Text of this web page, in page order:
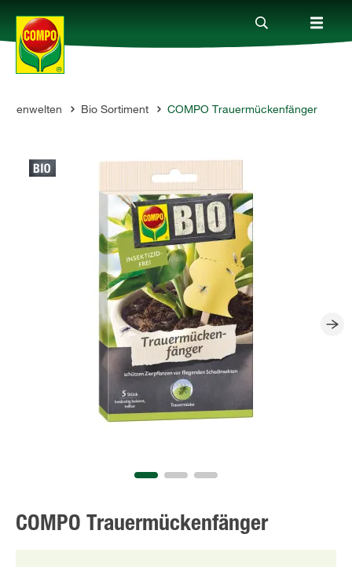
Produkte
Ratgeber
Bio Sortiment COMPO Trauermückenfänger
COMPO Trauermückenfänger